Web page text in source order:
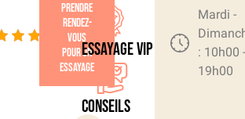
4.9/5
- (15
votes)
Prendre
rendez-
vous
pour un
essayage
Essayage VIP
Conseils
Mardi -
: 10h00 -
19h00